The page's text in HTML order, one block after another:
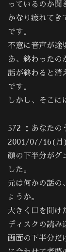
っているのか聞
かなり疲れてき
です。
不意に音声が途
あ、終わったの
話が終わると消
です。
しかし、そこに
572 ：あなたの
2001/07/16(月)
顔の下半分がグ
した。
元は何かの話の
ょうか。
大きく口を開け
ディスクの読み
画面の下半分だ